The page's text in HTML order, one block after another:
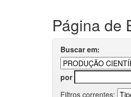
Página de
Buscar em:
por
Filtros correntes: